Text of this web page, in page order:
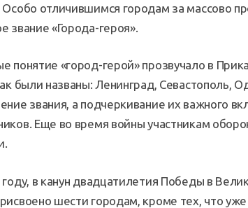
отличившимся городам за массово
звание «Города-героя».
понятие «город-герой» прозвучало в
были названы: Ленинград, Севастополь,
звания, а подчеркивание их важного
Еще во время войны участникам
в канун двадцатилетия Победы в
шести городам, кроме тех, что